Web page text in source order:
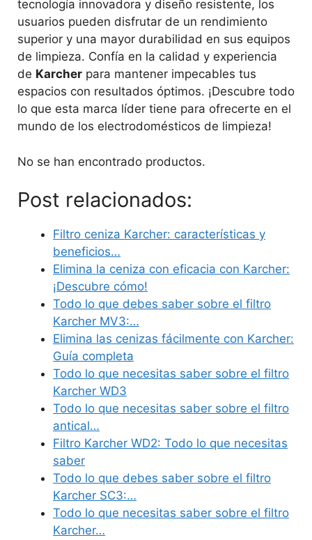
tecnología innovadora y diseño resistente, los
usuarios pueden disfrutar de un rendimiento
superior y una mayor durabilidad en sus equipos
de limpieza. Confía en la calidad y experiencia
de Karcher para mantener impecables tus
espacios con resultados óptimos. ¡Descubre todo
lo que esta marca líder tiene para ofrecerte en el
mundo de los electrodomésticos de limpieza!
No se han encontrado productos.
Post relacionados:
Filtro ceniza Karcher: características y
beneficios…
Elimina la ceniza con eficacia con Karcher:
¡Descubre cómo!
Todo lo que debes saber sobre el filtro
Karcher MV3:…
Elimina las cenizas fácilmente con Karcher:
Guía completa
Todo lo que necesitas saber sobre el filtro
Karcher WD3
Todo lo que necesitas saber sobre el filtro
antical…
Filtro Karcher WD2: Todo lo que necesitas
saber
Todo lo que debes saber sobre el filtro
Karcher SC3:…
Todo lo que necesitas saber sobre el filtro
Karcher…